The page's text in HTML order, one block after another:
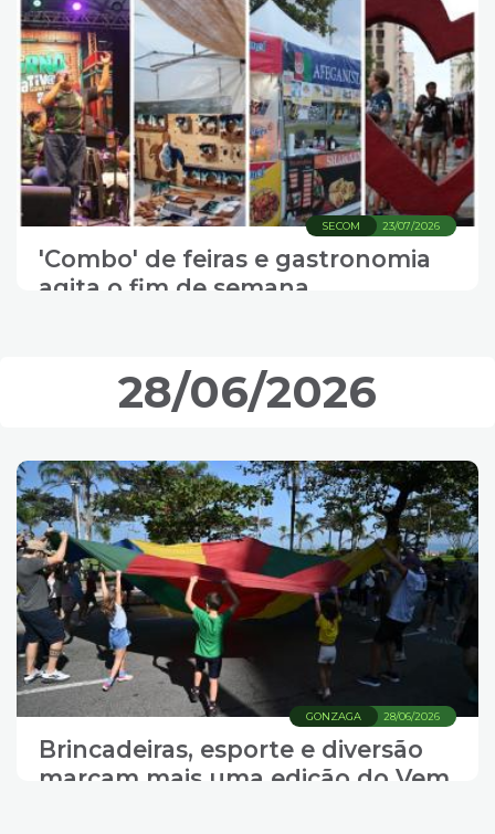
23/07/2026
SECOM
'Combo' de feiras e gastronomia
agita o fim de semana
28/06/2026
28/06/2026
GONZAGA
Brincadeiras, esporte e diversão
marcam mais uma edição do Vem